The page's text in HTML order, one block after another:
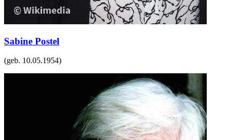
Sabine Postel
(geb. 10.05.1954)